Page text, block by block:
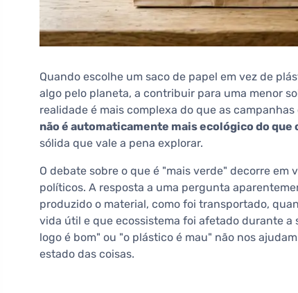
Quando escolhe um saco de papel em vez de
algo pelo planeta, a contribuir para uma menor
realidade é mais complexa do que as
não é automaticamente mais ecológico do que
sólida que vale a pena explorar.
O debate sobre o que é "mais verde" decorre
políticos. A resposta a uma pergunta
produzido o material, como foi transportado,
vida útil e que ecossistema foi afetado durante a
logo é bom" ou "o plástico é mau" não nos
estado das coisas.